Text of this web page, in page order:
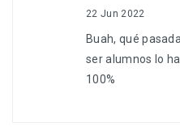
22 Jun 2022
Buah, qué
ser alumnos lo
100%